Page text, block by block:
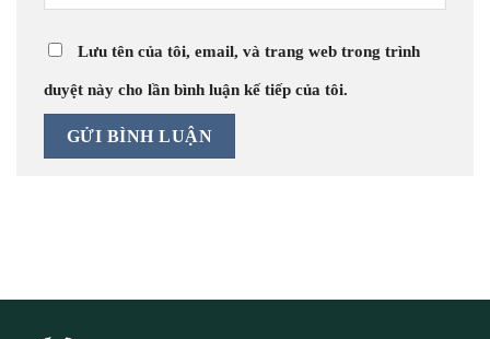
Lưu tên của tôi, email, và trang web trong trình
duyệt này cho lần bình luận kế tiếp của tôi.